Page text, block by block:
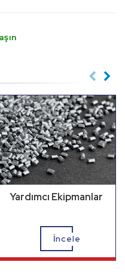
Yardımcı Ekipmanlar
İncele